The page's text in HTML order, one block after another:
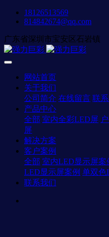
18126513569
814842674@qq.com
广东省深圳市宝安区石岩镇
网站首页
关于我们
公司简介 在线留言 联
产品中心
全部 室内全彩LED屏
屏
解决方案
客户案例
全部 室内LED显示屏案
LED显示屏案例 单双色
联系我们